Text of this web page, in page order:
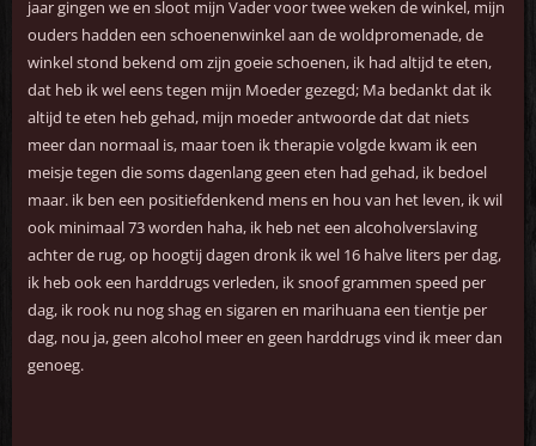
jaar gingen we en sloot mijn Vader voor twee weken de winkel, mijn
ouders hadden een schoenenwinkel aan de woldpromenade, de
winkel stond bekend om zijn goeie schoenen, ik had altijd te eten,
dat heb ik wel eens tegen mijn Moeder gezegd; Ma bedankt dat ik
altijd te eten heb gehad, mijn moeder antwoorde dat dat niets
meer dan normaal is, maar toen ik therapie volgde kwam ik een
meisje tegen die soms dagenlang geen eten had gehad, ik bedoel
maar. ik ben een positiefdenkend mens en hou van het leven, ik wil
ook minimaal 73 worden haha, ik heb net een alcoholverslaving
achter de rug, op hoogtij dagen dronk ik wel 16 halve liters per dag,
ik heb ook een harddrugs verleden, ik snoof grammen speed per
dag, ik rook nu nog shag en sigaren en marihuana een tientje per
dag, nou ja, geen alcohol meer en geen harddrugs vind ik meer dan
genoeg.